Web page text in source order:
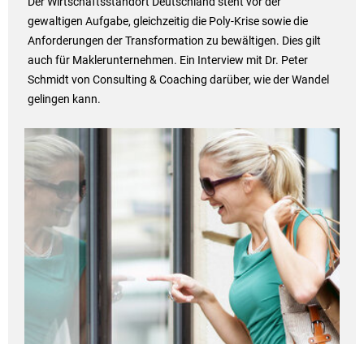
gewaltigen Aufgabe, gleichzeitig die Poly-Krise sowie die
Anforderungen der Transformation zu bewältigen. Dies gilt
auch für Maklerunternehmen. Ein Interview mit Dr. Peter
Schmidt von Consulting & Coaching darüber, wie der Wandel
gelingen kann.